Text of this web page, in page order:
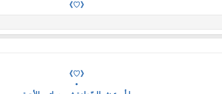
《♡》
《♡》
•